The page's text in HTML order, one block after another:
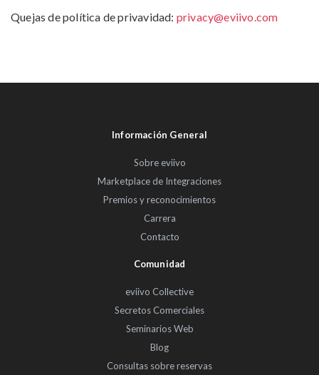
Quejas de política de privavidad: privacy@eviivo.com
Información General
Sobre eviivo
Marketplace de Integraciones
Premios y reconocimientos
Carrera
Contacto
Comunidad
eviivo Collective
Secretos Comerciales
Seminarios Web
Blog
Consultas sobre reservas